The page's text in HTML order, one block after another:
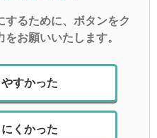
するために、ボタンをク
お願いいたします。
すかった
くかった